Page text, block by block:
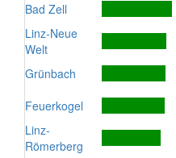
Bad Zell
Linz-Neue
Welt
Grünbach
Feuerkogel
Linz-
Römerberg